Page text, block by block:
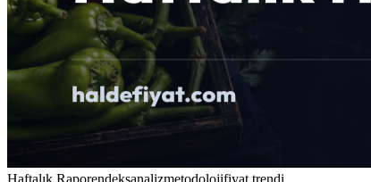
Haftalık Raporendeksanalizmetodolojifiyat trendi